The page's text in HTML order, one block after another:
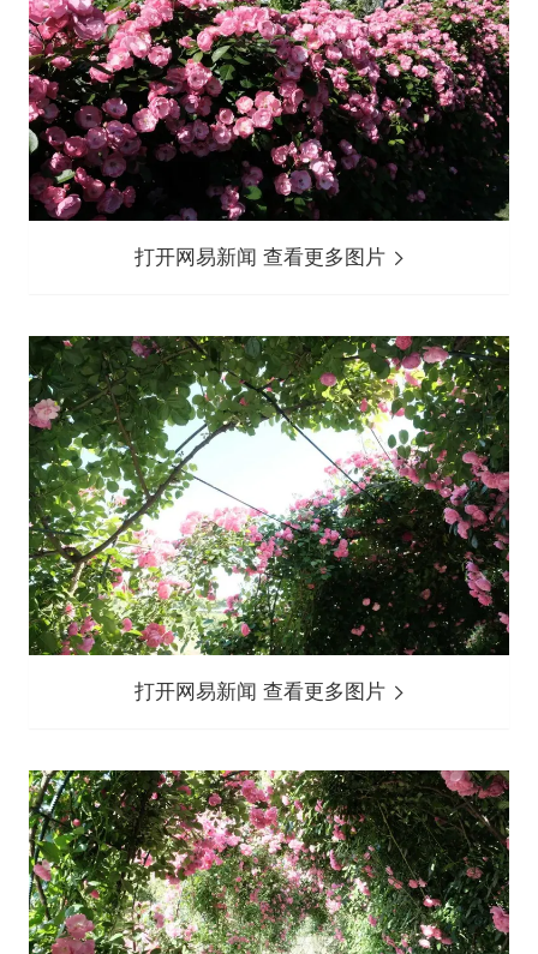
打开网易新闻 查看更多图片
打开网易新闻 查看更多图片